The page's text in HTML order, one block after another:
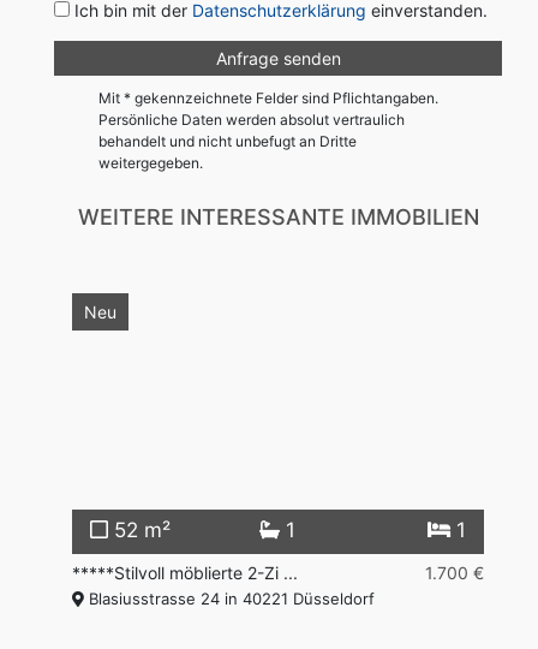
Ich bin mit der Datenschutzerklärung einverstanden.
Mit * gekennzeichnete Felder sind Pflichtangaben.
Persönliche Daten werden absolut vertraulich
behandelt und nicht unbefugt an Dritte
weitergegeben.
WEITERE INTERESSANTE IMMOBILIEN
Neu
52 m² 1 1
*****Stilvoll möblierte 2-Zi ... 1.700 €
Blasiusstrasse 24 in 40221 Düsseldorf